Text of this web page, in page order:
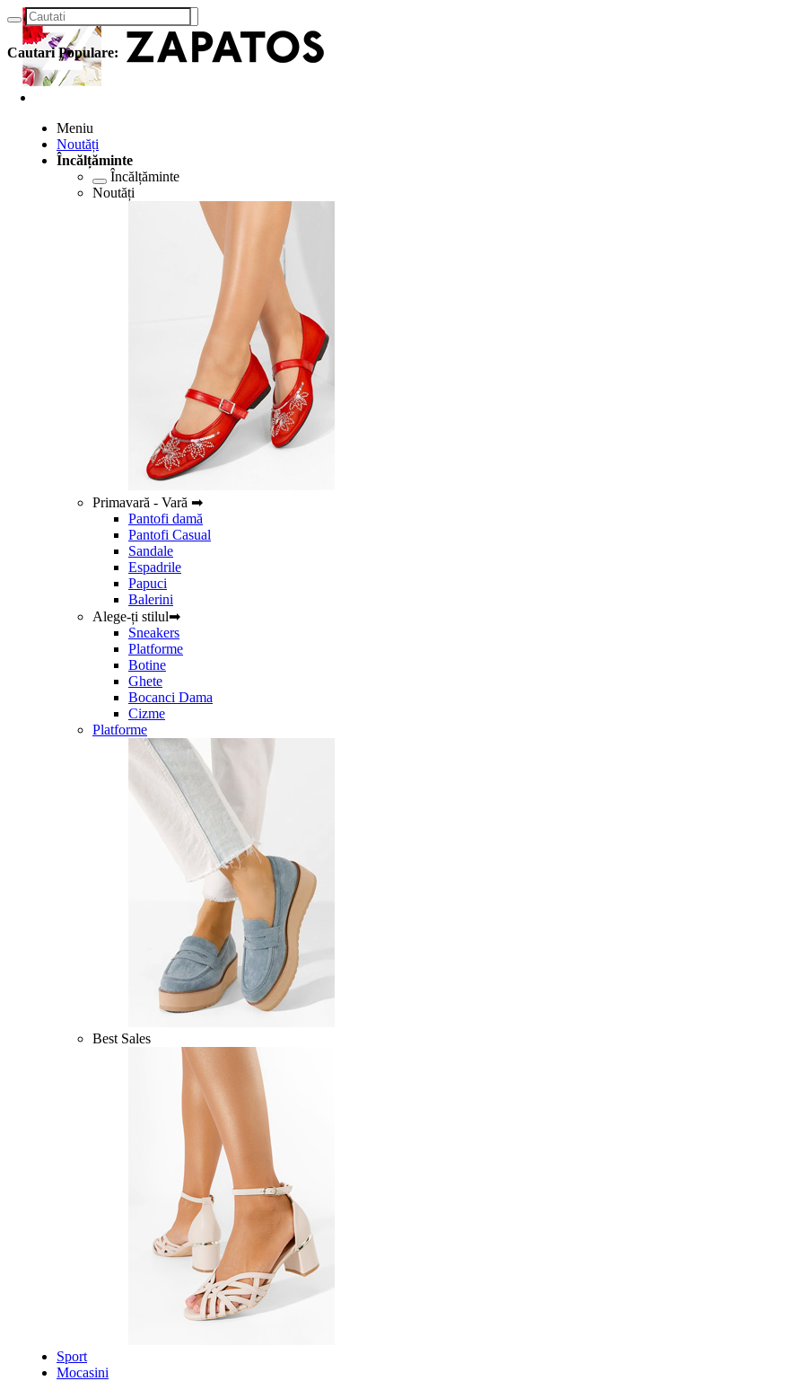
Cautari Populare:
Meniu
Noutăți
Încălțăminte
Încălțăminte
Noutăți
Primavară - Vară ➡
Pantofi damă
Pantofi Casual
Sandale
Espadrile
Papuci
Balerini
Alege-ți stilul➡
Sneakers
Platforme
Botine
Ghete
Bocanci Dama
Cizme
Platforme
Best Sales
Sport
Mocasini